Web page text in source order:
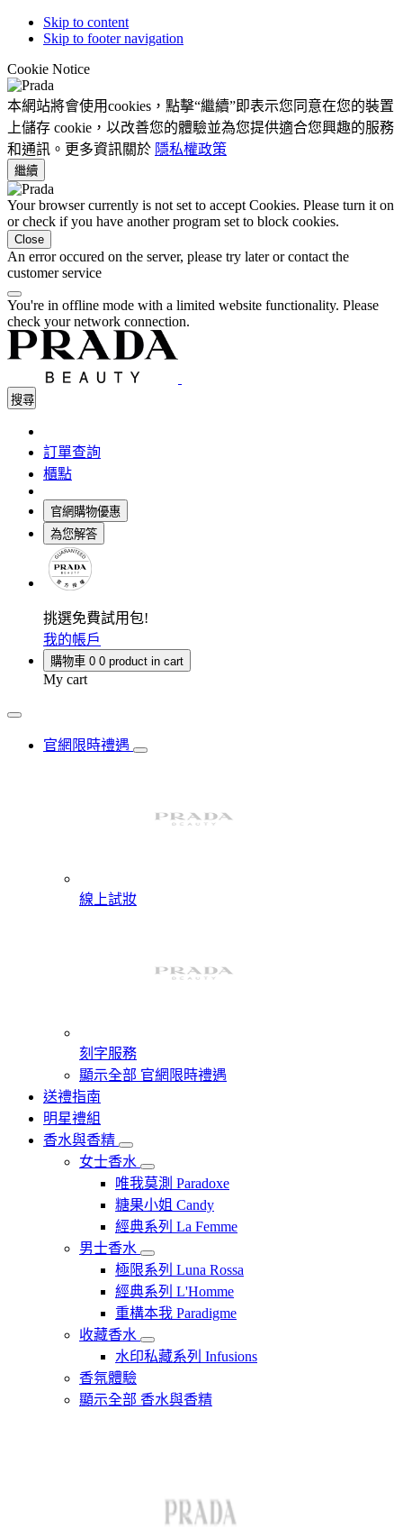
Skip to content
Skip to footer navigation
Cookie Notice
本網站將會使用cookies，點擊“繼續”即表示您同意在您的裝置
上儲存 cookie，以改善您的體驗並為您提供適合您興趣的服務
和通訊。更多資訊關於 隱私權政策
繼續
Your browser currently is not set to accept Cookies. Please turn it on
or check if you have another program set to block cookies.
Close
An error occured on the server, please try later or contact the
customer service
You're in offline mode with a limited website functionality. Please
check your network connection.
搜尋
訂單查詢
櫃點
官網購物優惠
為您解答
挑選免費試用包!
我的帳戶
購物車 0 0 product in cart
My cart
官網限時禮遇
線上試妝
刻字服務
顯示全部 官網限時禮遇
送禮指南
明星禮組
香水與香精
女士香水
唯我莫測 Paradoxe
糖果小姐 Candy
經典系列 La Femme
男士香水
極限系列 Luna Rossa
經典系列 L'Homme
重構本我 Paradigme
收藏香水
水印私藏系列 Infusions
香氛體驗
顯示全部 香水與香精